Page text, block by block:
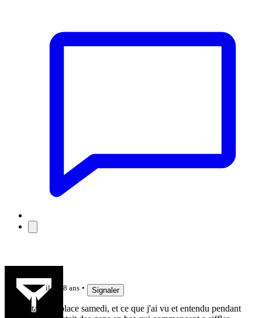
il y a 8 ans Signaler
J'etais sur place samedi, et ce que j'ai vu et entendu pendant